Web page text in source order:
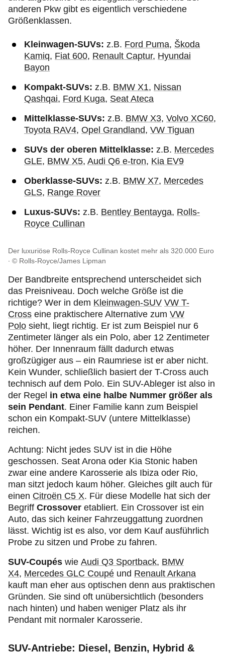
anderen Pkw gibt es eigentlich verschiedene
Größenklassen.
Kleinwagen-SUVs: z.B. Ford Puma, Škoda
Kamiq, Fiat 600, Renault Captur, Hyundai
Bayon
Kompakt-SUVs: z.B. BMW X1, Nissan
Qashqai, Ford Kuga, Seat Ateca
Mittelklasse-SUVs: z.B. BMW X3, Volvo XC60,
Toyota RAV4, Opel Grandland, VW Tiguan
SUVs der oberen Mittelklasse: z.B. Mercedes
GLE, BMW X5, Audi Q6 e-tron, Kia EV9
Oberklasse-SUVs: z.B. BMW X7, Mercedes
GLS, Range Rover
Luxus-SUVs: z.B. Bentley Bentayga, Rolls-
Royce Cullinan
Der luxuriöse Rolls-Royce Cullinan kostet mehr als 320.000 Euro
© Rolls-Royce/James Lipman
Der Bandbreite entsprechend unterscheidet sich
das Preisniveau. Doch welche Größe ist die
richtige? Wer in dem Kleinwagen-SUV VW T-
Cross eine praktischere Alternative zum VW
Polo sieht, liegt richtig. Er ist zum Beispiel nur 6
Zentimeter länger als ein Polo, aber 12 Zentimeter
höher. Der Innenraum fällt dadurch etwas
großzügiger aus – ein Raumriese ist er aber nicht.
Kein Wunder, schließlich basiert der T-Cross auch
technisch auf dem Polo. Ein SUV-Ableger ist also in
der Regel in etwa eine halbe Nummer größer als
sein Pendant. Einer Familie kann zum Beispiel
schon ein Kompakt-SUV (untere Mittelklasse)
reichen.
Achtung: Nicht jedes SUV ist in die Höhe
geschossen. Seat Arona oder Kia Stonic haben
zwar eine andere Karosserie als Ibiza oder Rio,
man sitzt jedoch kaum höher. Gleiches gilt auch für
einen Citroën C5 X. Für diese Modelle hat sich der
Begriff Crossover etabliert. Ein Crossover ist ein
Auto, das sich keiner Fahrzeuggattung zuordnen
lässt. Wichtig ist es also, vor dem Kauf ausführlich
Probe zu sitzen und Probe zu fahren.
SUV-Coupés wie Audi Q3 Sportback, BMW
X4, Mercedes GLC Coupé und Renault Arkana
kauft man eher aus optischen denn aus praktischen
Gründen. Sie sind oft unübersichtlich (besonders
nach hinten) und haben weniger Platz als ihr
Pendant mit normaler Karosserie.
SUV-Antriebe: Diesel, Benzin, Hybrid &